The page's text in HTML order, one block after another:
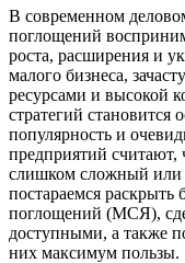
В современном
поглощений
роста, расширения и
малого бизнеса,
ресурсами и высокой
стратегий
популярность и
предприятий
слишком сложный или
постараемся
поглощений (МСЯ),
доступными, а также
них максимум пользы.